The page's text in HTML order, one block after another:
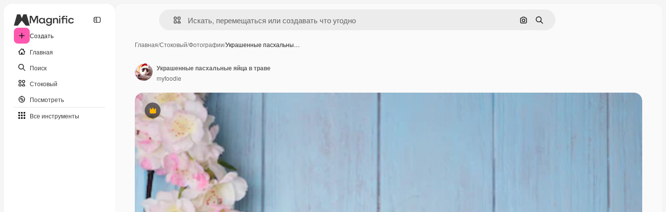
Создать
Главная
Поиск
Стоковый
Посмотреть
Все инструменты
Поиск по изображению
Поиск
Главная/Стоковый/Фотографии/Украшенные пасхальны…
Премиум
Украшенные пасхальные яйца в траве
myfoodie